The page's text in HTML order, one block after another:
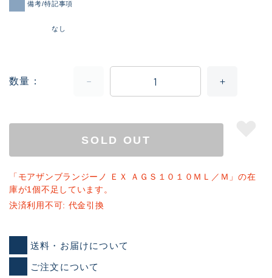
備考/特記事項
なし
数量
SOLD OUT
「モアザンブランジーノ ＥＸ ＡＧＳ１０１０ＭＬ／Ｍ」の在
庫が1個不足しています。
決済利用不可: 代金引換
送料・お届けについて
ご注文について